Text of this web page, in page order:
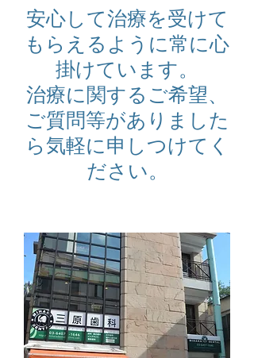
安心して治療を受けて
もらえるように常に心
掛けています。
治療に関するご希望、
ご質問等がありました
ら気軽に申しつけてく
ださい。